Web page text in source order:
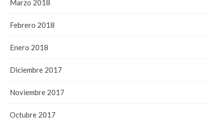
Marzo 2018
Febrero 2018
Enero 2018
Diciembre 2017
Noviembre 2017
Octubre 2017